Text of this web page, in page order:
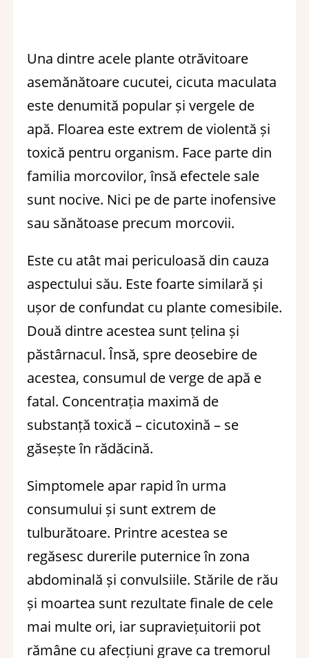
Una dintre acele plante otrăvitoare
asemănătoare cucutei, cicuta maculata
este denumită popular și vergele de
apă. Floarea este extrem de violentă și
toxică pentru organism. Face parte din
familia morcovilor, însă efectele sale
sunt nocive. Nici pe de parte inofensive
sau sănătoase precum morcovii.
Este cu atât mai periculoasă din cauza
aspectului său. Este foarte similară și
ușor de confundat cu plante comesibile.
Două dintre acestea sunt țelina și
păstârnacul. Însă, spre deosebire de
acestea, consumul de verge de apă e
fatal. Concentrația maximă de
substanță toxică – cicutoxină – se
găsește în rădăcină.
Simptomele apar rapid în urma
consumului și sunt extrem de
tulburătoare. Printre acestea se
regăsesc durerile puternice în zona
abdominală și convulsiile. Stările de rău
și moartea sunt rezultate finale de cele
mai multe ori, iar supraviețuitorii pot
rămâne cu afecțiuni grave ca tremorul